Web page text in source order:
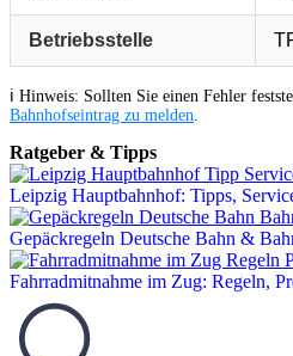
Betriebsstelle
ℹ️ Hinweis: Sollten Sie einen Fehler
Bahnhofseintrag zu melden
Ratgeber & Tipps
Leipzig Hauptbahnhof: Tipps,
Gepäckregeln Deutsche Bahn &
Fahrradmitnahme im Zug: Regeln,